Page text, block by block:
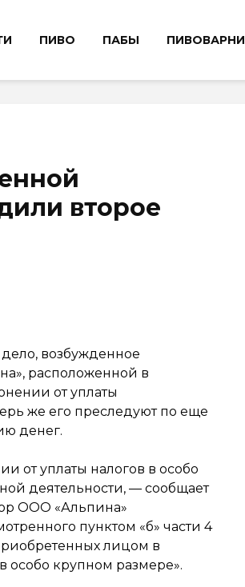
ПИВО ПАБЫ ПИВОВАРНИ
второе
возбужденное
расположенной в
от уплаты
же его преследуют по еще
денег.
от уплаты налогов в особо
деятельности, — сообщает
ООО «Альпина»
пунктом «б» части 4
лицом в
особо крупном размере».